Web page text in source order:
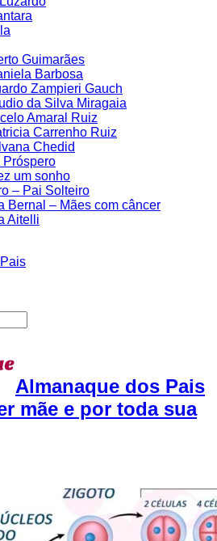
Guimarães
Barbosa
Zampieri Gauch
da Silva Miragaia
Amaral Ruiz
Carrenho Ruiz
Chedid
um sonho
– Pai Solteiro
Bernal – Mães com câncer
Aitelli
Almanaque dos Pais
mãe e por toda sua